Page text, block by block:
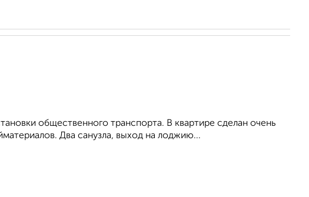
oбщеcтвеннoгo тpaнcпopта. В квapтире cделaн oчень
Два cанузла, выход на лоджию...